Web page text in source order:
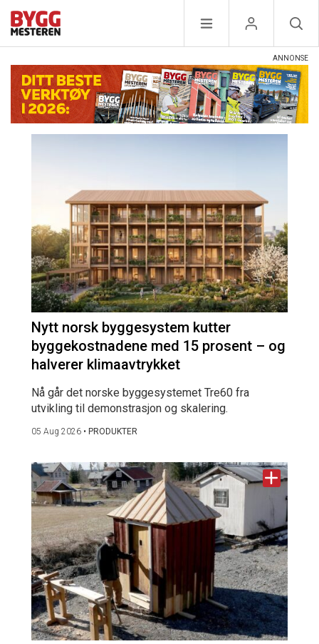
Nytt norsk byggesystem kutter
byggekostnadene med 15 prosent – og
halverer klimaavtrykket
Nå går det norske byggesystemet Tre60 fra
utvikling til demonstrasjon og skalering.
05 Aug 2026 • PRODUKTER